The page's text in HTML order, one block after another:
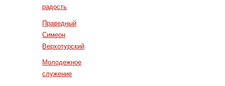
радость
Праведный
Симеон
Верхотурский
Молодежное
служение